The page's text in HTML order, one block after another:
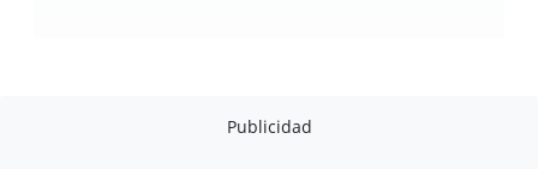
Publicidad